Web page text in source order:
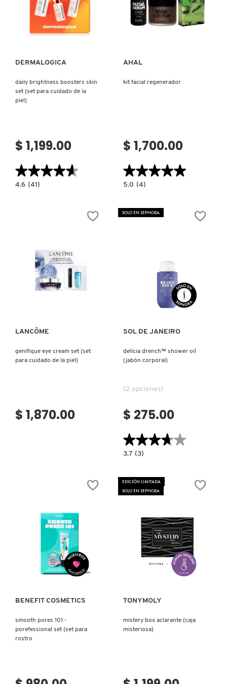
Ver más
DERMALOGICA
daily brightness boosters skin
set (set para cuidado de la
piel)
$ 1,199.00
★★★★★
★★★★★
4.6
4.6 (41)
Ver más
AHAL
kit facial regenerador
$ 1,700.00
★★★★★
★★★★★
5.0
REGENERADOR
5.0 (4)
Ver más
LANCÔME
genifique eye cream set (set
para cuidado de la piel)
$ 1,870.00
SOLO EN SEPHORA
Ver más
SOL DE JANEIRO
delícia drench™ shower oil
(jabón corporal)
(2 opciones)
$ 275.00
★★★★★
★★★★★
3.7
SHOWER
(JABÓN
3.7 (3)
Ver más
BENEFIT COSMETICS
smooth pores 101 -
porefessional set (set para
rostro
EDICIÓN LIMITADA
SOLO EN SEPHORA
Ver más
TONYMOLY
mistery box aclarante (caja
misteriosa)